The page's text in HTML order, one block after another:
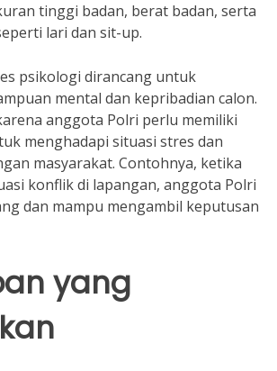
tinggi badan, berat badan, serta
lari dan sit-up.
psikologi dirancang untuk
mental dan kepribadian calon.
anggota Polri perlu memiliki
menghadapi situasi stres dan
masyarakat. Contohnya, ketika
konflik di lapangan, anggota Polri
dan mampu mengambil keputusan
yang